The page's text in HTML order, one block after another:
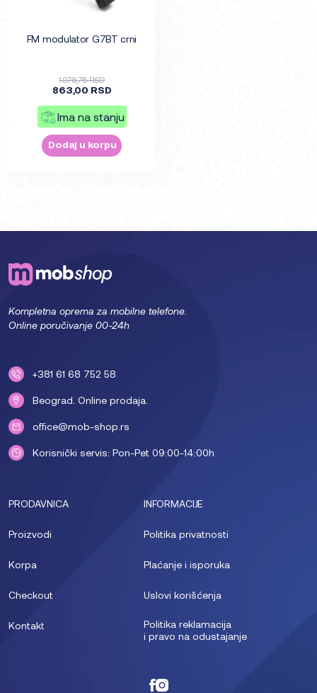
FM modulator G7BT crni
1.078,75 RSD
863,00 RSD
Ima na stanju
Dodaj u korpu
Kompletna oprema za mobilne telefone.
Online poručivanje 00-24h
+381 61 68 752 58
Beograd. Online prodaja.
office@mob-shop.rs
Korisnički servis: Pon-Pet 09:00-14:00h
PRODAVNICA
Proizvodi
Korpa
Checkout
Kontakt
INFORMACIJE
Politika privatnosti
Plaćanje i isporuka
Uslovi korišćenja
Politika reklamacija
i pravo na odustajanje